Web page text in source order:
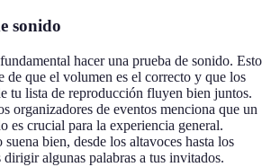
sonido
hacer una prueba de sonido. Esto
de que el volumen es el correcto y que los
tu lista de reproducción fluyen bien juntos.
organizadores de eventos menciona que un
es crucial para la experiencia general.
bien, desde los altavoces hasta los
algunas palabras a tus invitados.